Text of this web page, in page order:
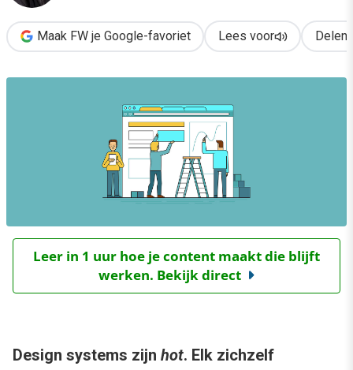
Maak FW je Google-favoriet Lees voor Delen
Leer in 1 uur hoe je content maakt die blijft
werken. Bekijk direct
Design systems zijn hot. Elk zichzelf